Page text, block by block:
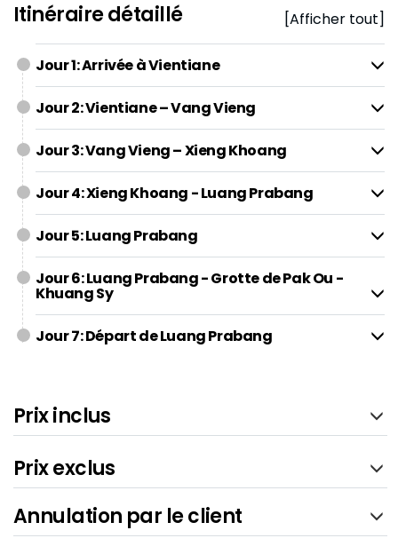
Itinéraire détaillé [Afficher tout]
Jour 1: Arrivée à Vientiane
Jour 2: Vientiane – Vang Vieng
Jour 3: Vang Vieng – Xieng Khoang
Jour 4: Xieng Khoang - Luang Prabang
Jour 5: Luang Prabang
Jour 6: Luang Prabang - Grotte de Pak Ou -
Khuang Sy
Jour 7: Départ de Luang Prabang
Prix inclus
Prix exclus
Annulation par le client